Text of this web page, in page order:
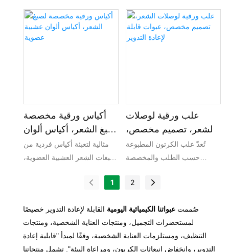
للبيئة
أكياس الخبز الورقية المصممة
خصيصًا لدينا تجمع بين الوظائف
العملية والجماليات والمسؤولية
FSC، وهي قابلة لإعادة التدوير
والتحلل الحيوي بالكامل، مما
يُمكّن علامتك التجارية من تحقيق
أكياس ورقية مخصصة
لصبغ الشعر، أكياس ألوان
عشبية عضوية
مثالية لتعبئة أكياس فردية من
صبغات الشعر العشبية العضوية،
ومنتجات العناية بالشعر الطبيعية،
قنوات البيع بالتجزئة والتجارة
الإلكترونية لعلامات التجميل
علب ورقية لوصلات
الشعر، تصميم مخصص،
عبوات قابلة لإعادة
التدوير
تُعدّ علب الكرتون المطبوعة
حسب الطلب والمخصصة
والمستدام لتغليف منتجات
هذه العلب من مواد ورقية عالية
الجودة وصديقة للبيئة، وهي
ليست قابلة لإعادة التدوير
1 2
صُممت عبواتنا الكيميائية اليومية القابلة لإعادة التدوير خصيصًا
لمستحضرات التجميل، ومنتجات العناية الشخصية، ومنتجات
التنظيف، ومستلزمات العناية الشخصية، وفقًا لمبدأ "قابلية إعادة
التدوير، وانخفاض انبعاثات الكربون، ومراعاة البيئة". تشمل منتجاتنا